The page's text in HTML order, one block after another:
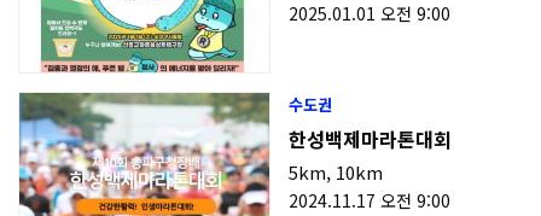
2025.01.01 오전 9:00
수도권
한성백제마라톤대회
5km, 10km
2024.11.17 오전 9:00